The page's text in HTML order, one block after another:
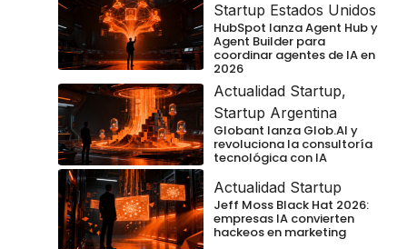
Startup Estados Unidos
HubSpot lanza Agent Hub y
Agent Builder para
coordinar agentes de IA en
2026
Actualidad Startup,
Startup Argentina
Globant lanza Glob.AI y
revoluciona la consultoría
tecnológica con IA
Actualidad Startup
Jeff Moss Black Hat 2026:
empresas IA convierten
hackeos en marketing